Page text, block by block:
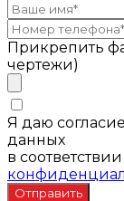
Прикрепить
чертежи)
Я даю
данных
в